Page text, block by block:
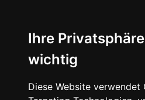
Ihre
wichtig
Diese Website verwendet